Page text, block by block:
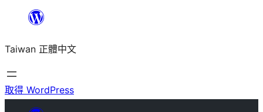
主
要
內
Taiwan 正體中文
取得 WordPress